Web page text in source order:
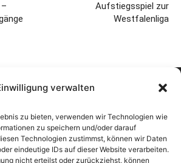
verwalten
zu bieten, verwenden wir Technologien wie
zu speichern und/oder darauf
Technologien zustimmst, können wir Daten
eindeutige IDs auf dieser Website verarbeiten.
nicht erteilst oder zurückziehst, können
Aufstiegsspiel zur
Westfalenliga